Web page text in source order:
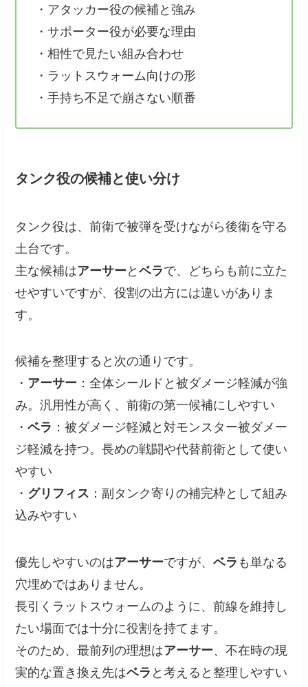
・アタッカー役の候補と強み
・サポーター役が必要な理由
・相性で見たい組み合わせ
・ラットスウォーム向けの形
・手持ち不足で崩さない順番
タンク役の候補と使い分け
タンク役は、前衛で被弾を受けながら後衛を守る
土台です。
主な候補はアーサー とベラで、どちらも前に立た
せやすいですが、役割の出方には違いがありま
す。
候補を整理すると次の通りです。
・ アーサー ：全体シールドと被ダメージ軽減が強
み。汎用性が高く、前衛の第一候補にしやすい
・ベラ ：被ダメージ軽減と対モンスター被ダメー
ジ軽減を持つ。長めの戦闘や代替前衛として使い
やすい
・ グリフィス ：副タンク寄りの補完枠として組み
込みやすい
優先しやすいのはアーサーですが、ベラ も単なる
穴埋めではありません。
長引くラットスウォームのように、前線を維持し
たい場面では十分に役割を持てます。
そのため、最前列の理想はアーサー、不在時の現
実的な置き換え先はベラ と考えると整理しやすい